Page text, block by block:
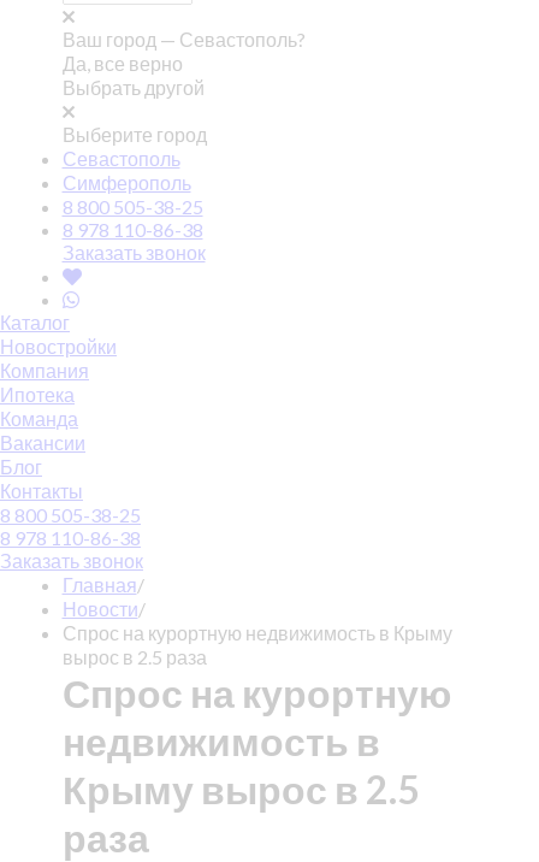
Ваш город — Севастополь?
Да, все верно
Выбрать другой
Выберите город
Севастополь
Симферополь
8 800 505-38-25
8 978 110-86-38
Заказать звонок
Каталог
Новостройки
Компания
Ипотека
Команда
Вакансии
Блог
Контакты
8 800 505-38-25
8 978 110-86-38
Заказать звонок
Главная/
Новости/
Спрос на курортную недвижимость в Крыму
вырос в 2.5 раза
Спрос на курортную
недвижимость в
Крыму вырос в 2.5
раза